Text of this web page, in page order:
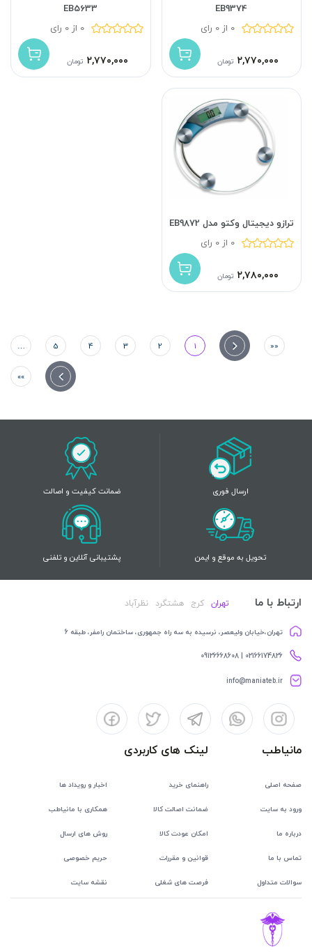
EB9374
0 از 0 رای
۲,۷۷۰,۰۰۰ تومان
EB5633
0 از 0 رای
۲,۷۷۰,۰۰۰ تومان
ترازو دیجیتال وکتو مدل EB9872
0 از 0 رای
۲,۷۸۰,۰۰۰ تومان
««
«
1
2
3
4
5
…
»
»»
ارسال فوری ضمانت کیفیت و اصالت
تحویل به موقع و ایمن پشتیبانی آنلاین و تلفنی
ارتباط با ما تهران کرج هشتگرد نظرآباد
تهران،خیابان ولیعصر، نرسیده به سه راه جمهوری، ساختمان رامفر، طبقه 6
02166174826 | 09126668608
info@maniateb.ir
مانیاطب
صفحه اصلی
ورود به سایت
درباره ما
تماس با ما
سوالات متداول
لینک های کاربردی
راهنمای خرید اخبار و رویداد ها
ضمانت اصالت کالا همکاری با مانیاطب
امکان عودت کالا روش های ارسال
قوانین و مقررات حریم خصوصی
فرصت های شغلی نقشه سایت